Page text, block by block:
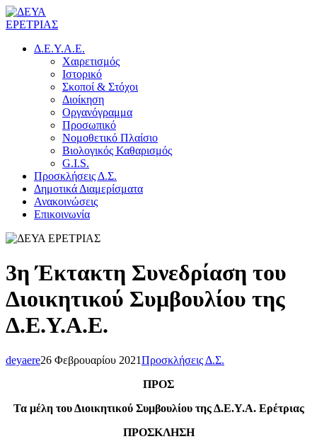
Δ.Ε.Υ.Α.Ε.
Χαιρετισμός
Ιστορικό
Σκοποί & Στόχοι
Διοίκηση
Οργανόγραμμα
Προσωπικό
Νομοθετικό Πλαίσιο
Βιολογικός Καθαρισμός
G.I.S.
Προσκλήσεις Δ.Σ.
Δημοτικά Διαμερίσματα
Ανακοινώσεις
Επικοινωνία
3η Έκτακτη Συνεδρίαση του
Διοικητικού Συμβουλίου της
Δ.Ε.Υ.Α.Ε.
deyaere26 Φεβρουαρίου 2021Προσκλήσεις Δ.Σ.
ΠΡΟΣ
Τα μέλη του Διοικητικού Συμβουλίου της Δ.Ε.Υ.Α. Ερέτριας
ΠΡΟΣΚΛΗΣΗ